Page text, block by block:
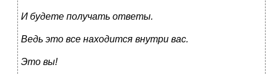
И будете получать ответы.
Ведь это все находится внутри вас.
Это вы!